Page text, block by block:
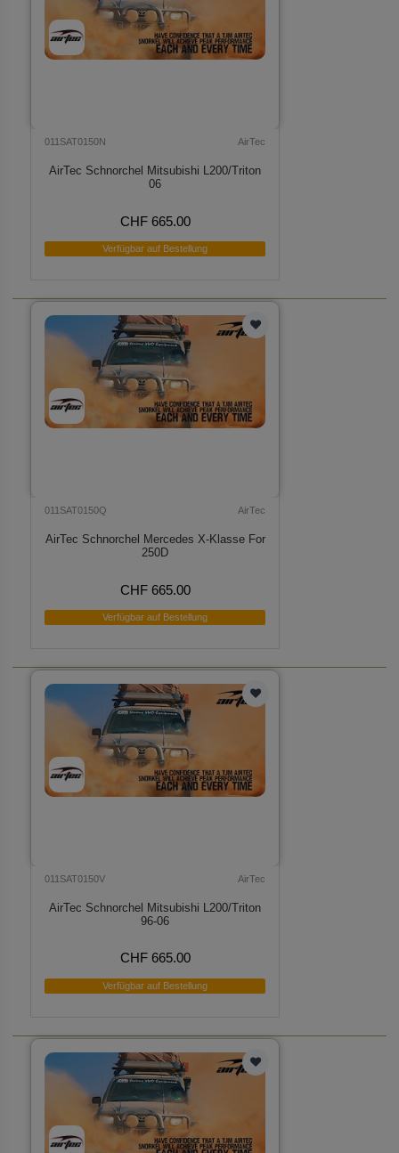
011SAT0150N AirTec
AirTec Schnorchel Mitsubishi L200/Triton
06
CHF 665.00
Verfügbar auf Bestellung
011SAT0150Q AirTec
AirTec Schnorchel Mercedes X-Klasse For
250D
CHF 665.00
Verfügbar auf Bestellung
011SAT0150V AirTec
AirTec Schnorchel Mitsubishi L200/Triton
96-06
CHF 665.00
Verfügbar auf Bestellung